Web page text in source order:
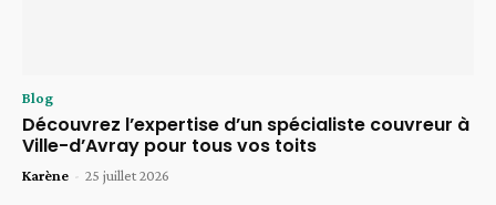
Blog
Découvrez l’expertise d’un spécialiste couvreur à
Ville-d’Avray pour tous vos toits
Karène - 25 juillet 2026